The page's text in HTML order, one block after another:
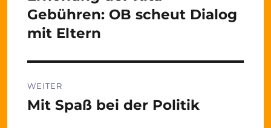
Beitrag:
Gebühren: OB scheut Dialog
mit Eltern
WEITER
Nächster
Mit Spaß bei der Politik